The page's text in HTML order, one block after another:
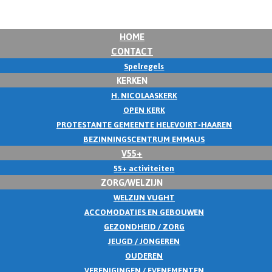
HOME
CONTACT
Spelregels
KERKEN
H. NICOLAASKERK
OPEN KERK
PROTESTANTE GEMEENTE HELEVOIRT-HAAREN
BEZINNINGSCENTRUM EMMAUS
V55+
55+ activiteiten
ZORG/WELZIJN
WELZIJN VUGHT
ACCOMODATIES EN GEBOUWEN
GEZONDHEID / ZORG
JEUGD / JONGEREN
OUDEREN